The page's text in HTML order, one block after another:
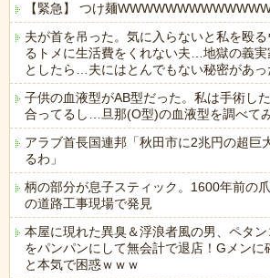
【緊急】 つけ麺
夫が首を吊った。気に入らないと私を殴
るトメに生活費をくれない夫…地獄の義実
としたら…夫にはとんでもない秘密があっ
子供の血液型がAB型だった。私は手術し
合ってるし…旦那(O型)の血液型を調べて
アラブ首長国連邦「秋田市に2兆円の超巨
るわ」
柄の部分が息子スティック。1600年前の
の道路工事現場で発見
本屋に現れた異臭＆浮浪者風の男、ペタ
をパンパンにして無会計で退店！Gメンに
と本気で困惑ｗｗｗ